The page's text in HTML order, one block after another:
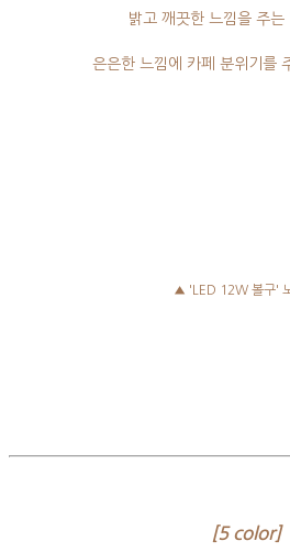
밝고 깨끗한 느낌을 주는
은은한 느낌에 카페 분위기를
▲ 'LED 12W 볼구'
[ 5 color]